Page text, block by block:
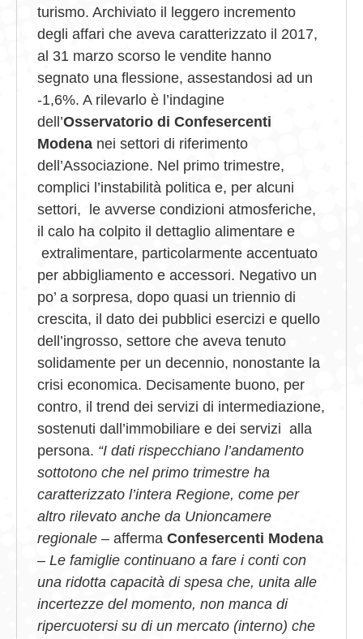
turismo. Archiviato il leggero incremento
degli affari che aveva caratterizzato il 2017,
al 31 marzo scorso le vendite hanno
segnato una flessione, assestandosi ad un
-1,6%. A rilevarlo è l’indagine
dell’Osservatorio di Confesercenti
Modena nei settori di riferimento
dell’Associazione. Nel primo trimestre,
complici l’instabilità politica e, per alcuni
settori, le avverse condizioni atmosferiche,
il calo ha colpito il dettaglio alimentare e
extralimentare, particolarmente accentuato
per abbigliamento e accessori. Negativo un
po’ a sorpresa, dopo quasi un triennio di
crescita, il dato dei pubblici esercizi e quello
dell’ingrosso, settore che aveva tenuto
solidamente per un decennio, nonostante la
crisi economica. Decisamente buono, per
contro, il trend dei servizi di intermediazione,
sostenuti dall’immobiliare e dei servizi alla
persona. “I dati rispecchiano l’andamento
sottotono che nel primo trimestre ha
caratterizzato l’intera Regione, come per
altro rilevato anche da Unioncamere
regionale – afferma Confesercenti Modena
– Le famiglie continuano a fare i conti con
una ridotta capacità di spesa che, unita alle
incertezze del momento, non manca di
ripercuotersi su di un mercato (interno) che